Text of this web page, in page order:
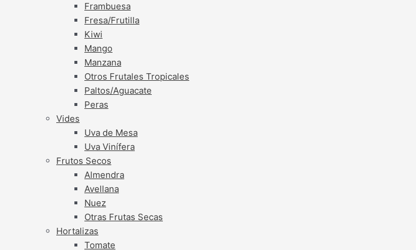
Frambuesa
Fresa/Frutilla
Kiwi
Mango
Manzana
Otros Frutales Tropicales
Paltos/Aguacate
Peras
Vides
Uva de Mesa
Uva Vinífera
Frutos Secos
Almendra
Avellana
Nuez
Otras Frutas Secas
Hortalizas
Tomate